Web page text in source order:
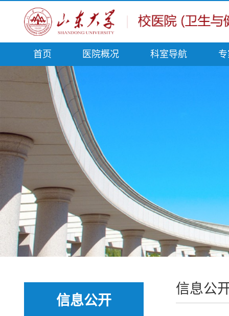
首页 医院概况 科室导航
信息公开
信息公